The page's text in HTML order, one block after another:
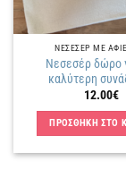
ΝΕΣΕΣΕΡ ΜΕ
Νεσεσέρ δώρο
καλύτερη
12.00€
ΠΡΟΣΘΗΚΗ ΣΤΟ